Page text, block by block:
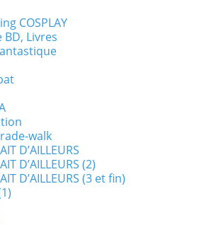
COSPLAY
Livres
walk
D’AILLEURS
D’AILLEURS (2)
D’AILLEURS (3 et fin)